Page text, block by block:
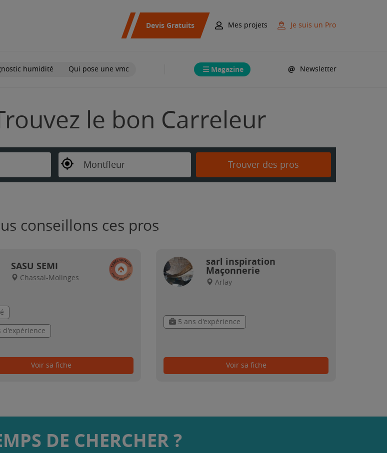
Devis Gratuits Mes projets Je suis un Pro
humidité Qui pose une vmc Magazine Newsletter
le bon Carreleur
Montfleur Trouver des pros
conseillons ces pros
SASU SEMI
Chassal-Molinges
d'expérience
Voir sa fiche
sarl inspiration
Maçonnerie
Arlay
5 ans d'expérience
Voir sa fiche
DE CHERCHER ?